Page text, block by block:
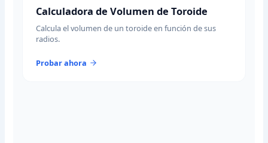
Calculadora de Volumen de Toroide
Calcula el volumen de un toroide en función de sus
radios.
Probar ahora